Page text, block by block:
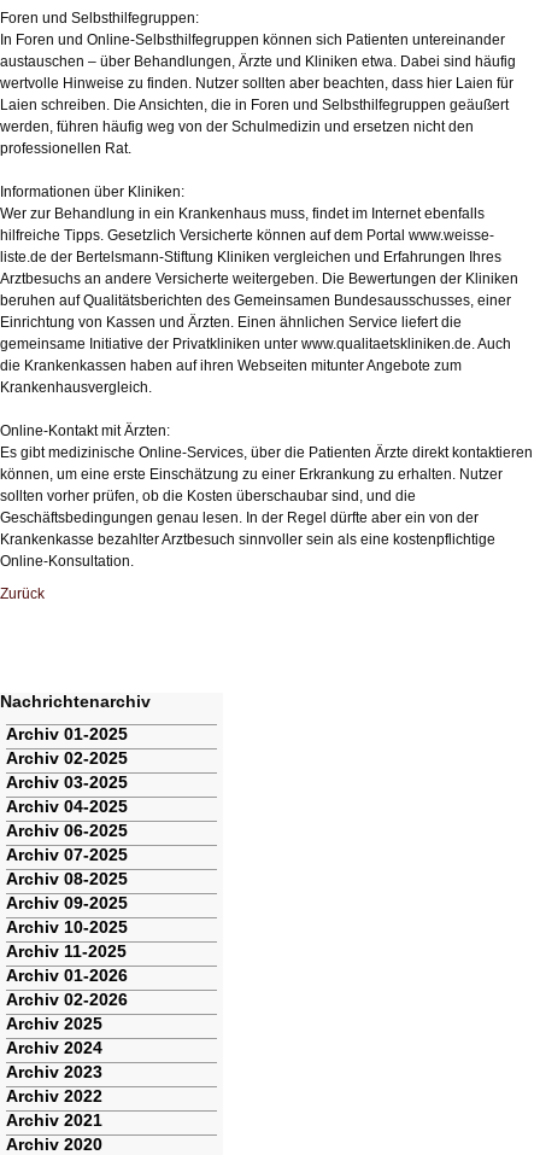
Foren und Selbsthilfegruppen:
In Foren und Online-Selbsthilfegruppen können sich Patienten untereinander
austauschen – über Behandlungen, Ärzte und Kliniken etwa. Dabei sind häufig
wertvolle Hinweise zu finden. Nutzer sollten aber beachten, dass hier Laien für
Laien schreiben. Die Ansichten, die in Foren und Selbsthilfegruppen geäußert
werden, führen häufig weg von der Schulmedizin und ersetzen nicht den
professionellen Rat.
Informationen über Kliniken:
Wer zur Behandlung in ein Krankenhaus muss, findet im Internet ebenfalls
hilfreiche Tipps. Gesetzlich Versicherte können auf dem Portal www.weisse-
liste.de der Bertelsmann-Stiftung Kliniken vergleichen und Erfahrungen Ihres
Arztbesuchs an andere Versicherte weitergeben. Die Bewertungen der Kliniken
beruhen auf Qualitätsberichten des Gemeinsamen Bundesausschusses, einer
Einrichtung von Kassen und Ärzten. Einen ähnlichen Service liefert die
gemeinsame Initiative der Privatkliniken unter www.qualitaetskliniken.de. Auch
die Krankenkassen haben auf ihren Webseiten mitunter Angebote zum
Krankenhausvergleich.
Online-Kontakt mit Ärzten:
Es gibt medizinische Online-Services, über die Patienten Ärzte direkt kontaktieren
können, um eine erste Einschätzung zu einer Erkrankung zu erhalten. Nutzer
sollten vorher prüfen, ob die Kosten überschaubar sind, und die
Geschäftsbedingungen genau lesen. In der Regel dürfte aber ein von der
Krankenkasse bezahlter Arztbesuch sinnvoller sein als eine kostenpflichtige
Online-Konsultation.
Zurück
Nachrichtenarchiv
Navigation
überspringen
Archiv 01-2025
Archiv 02-2025
Archiv 03-2025
Archiv 04-2025
Archiv 06-2025
Archiv 07-2025
Archiv 08-2025
Archiv 09-2025
Archiv 10-2025
Archiv 11-2025
Archiv 01-2026
Archiv 02-2026
Archiv 2025
Archiv 2024
Archiv 2023
Archiv 2022
Archiv 2021
Archiv 2020